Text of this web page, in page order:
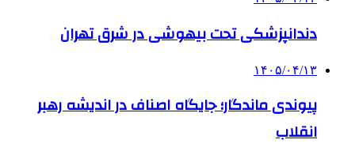
دندانپزشکی تحت بیهوشی در شرق تهران
۱۴۰۵/۰۴/۱۳
پیوندی ماندگار؛ جایگاه اصناف در اندیشه رهبر
انقلاب